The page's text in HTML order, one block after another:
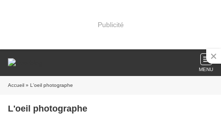
Publicité
MENU
Accueil » L'oeil photographe
L'oeil photographe